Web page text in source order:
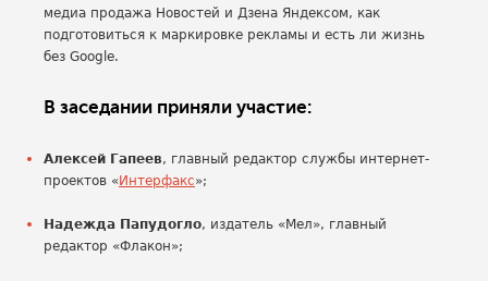
медиа продажа Новостей и Дзена Яндексом, как
подготовиться к маркировке рекламы и есть ли жизнь
без Google.
В заседании приняли участие:
Алексей Гапеев, главный редактор службы интернет-
проектов «Интерфакс»;
Надежда Папудогло, издатель «Мел», главный
редактор «Флакон»;